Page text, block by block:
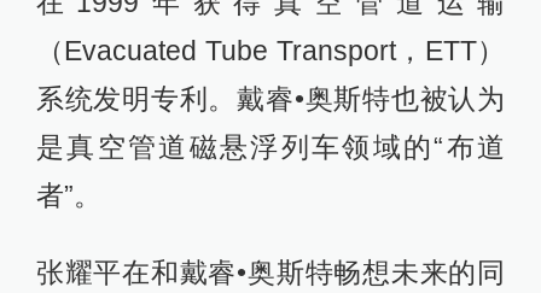
（Evacuated Tube Transport，ETT）
系统发明专利。戴睿•奥斯特也被认为
是真空管道磁悬浮列车领域的“布道
者”。
张耀平在和戴睿•奥斯特畅想未来的同